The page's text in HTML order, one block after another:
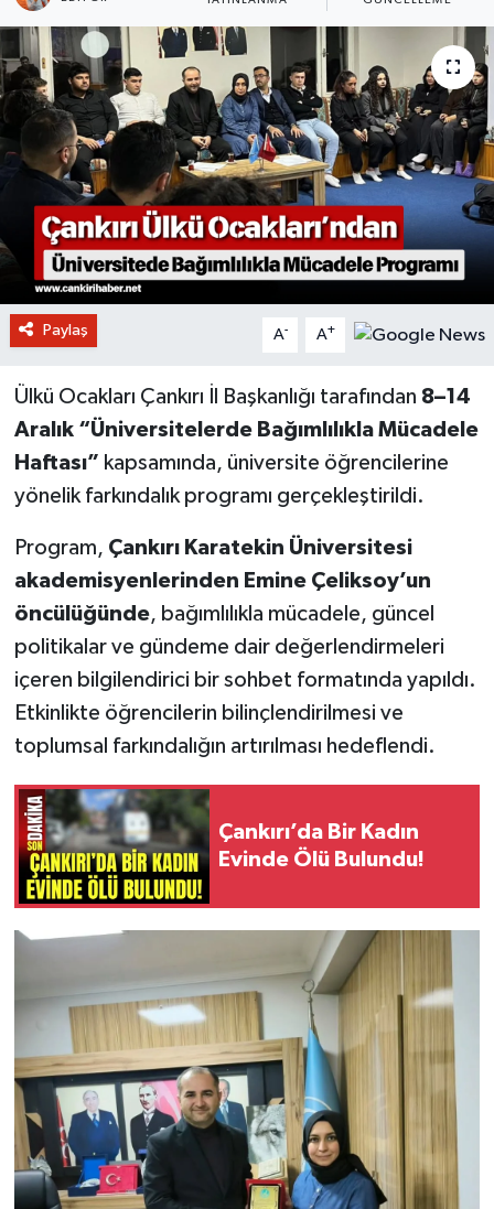
Paylaş A- A+
Ülkü Ocakları Çankırı İl Başkanlığı tarafından 8–14
Aralık “Üniversitelerde Bağımlılıkla Mücadele
Haftası” kapsamında, üniversite öğrencilerine
yönelik farkındalık programı gerçekleştirildi.
Program, Çankırı Karatekin Üniversitesi
akademisyenlerinden Emine Çeliksoy’un
öncülüğünde, bağımlılıkla mücadele, güncel
politikalar ve gündeme dair değerlendirmeleri
içeren bilgilendirici bir sohbet formatında yapıldı.
Etkinlikte öğrencilerin bilinçlendirilmesi ve
toplumsal farkındalığın artırılması hedeflendi.
Çankırı’da Bir Kadın
Evinde Ölü Bulundu!